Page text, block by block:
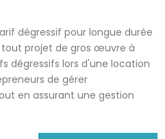
dégressif pour longue durée
projet de gros œuvre à
dégressifs lors d'une location
de gérer
en assurant une gestion